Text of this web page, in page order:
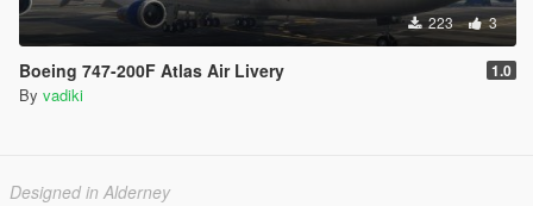
223 3
Boeing 747-200F Atlas Air Livery 1.0
By vadiki
Designed in Alderney